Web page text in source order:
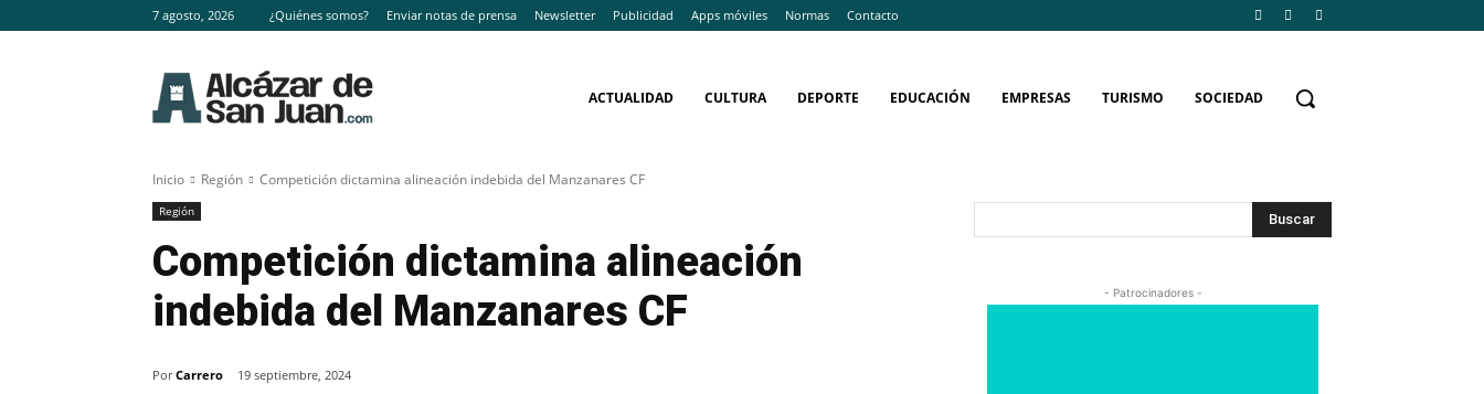
7 agosto, 2026 ¿Quiénes somos? Enviar notas de prensa Newsletter Publicidad Apps móviles Normas Contacto
ACTUALIDAD CULTURA DEPORTE EDUCACIÓN EMPRESAS TURISMO SOCIEDAD
Inicio Región Competición dictamina alineación indebida del Manzanares CF
Región
Competición dictamina alineación
indebida del Manzanares CF
Por Carrero 19 septiembre, 2024
Buscar
- Patrocinadores -